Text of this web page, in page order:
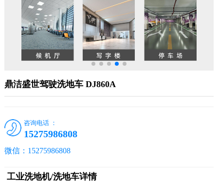
鼎洁盛世驾驶洗地车 DJ860A
咨询电话 ：
15275986808
微信：15275986808
工业洗地机/洗地车详情